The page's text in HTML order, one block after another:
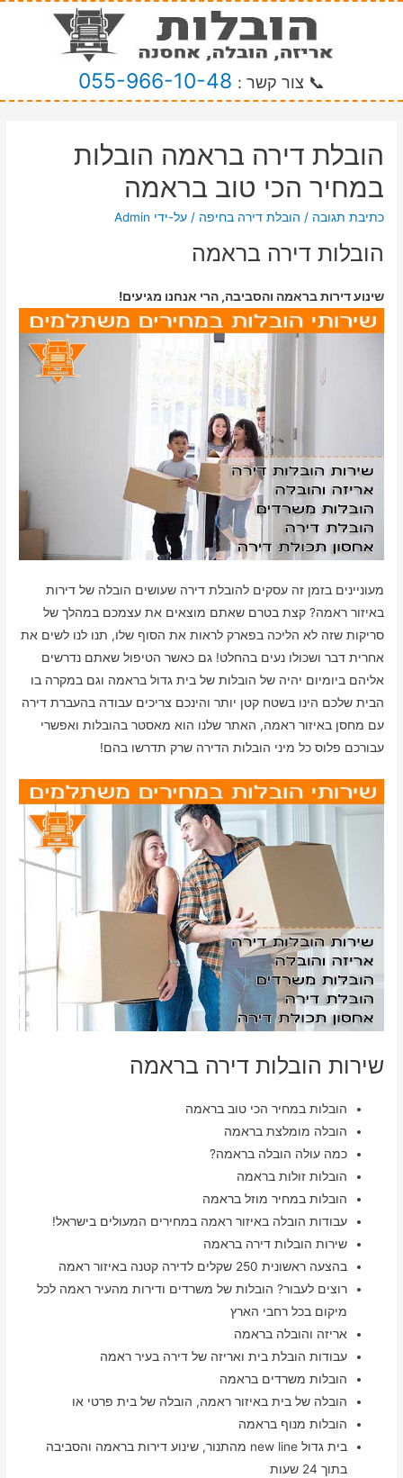
📞 צור קשר : 055-966-10-48
הובלת דירה בראמה הובלות
במחיר הכי טוב בראמה
כתיבת תגובה / הובלת דירה בחיפה / על-ידי Admin
הובלות דירה בראמה
שינוע דירות בראמה והסביבה, הרי אנחנו מגיעים!
מעוניינים בזמן זה עסקים להובלת דירה שעושים הובלה של דירות
באיזור ראמה? קצת בטרם שאתם מוצאים את עצמכם במהלך של
סריקות שזה לא הליכה בפארק לראות את הסוף שלו, תנו לנו לשים את
אחרית דבר ושכולו נעים בהחלט! גם כאשר הטיפול שאתם נדרשים
אליהם ביומיום יהיה של הובלות של בית גדול בראמה וגם במקרה בו
הבית שלכם הינו בשטח קטן יותר והינכם צריכים עבודה בהעברת דירה
עם מחסן באיזור ראמה, האתר שלנו הוא מאסטר בהובלות ואפשרי
עבורכם פלוס כל מיני הובלות הדירה שרק תדרשו בהם!
שירות הובלות דירה בראמה
הובלות במחיר הכי טוב בראמה
הובלה מומלצת בראמה
כמה עולה הובלה בראמה?
הובלות זולות בראמה
הובלות במחיר מוזל בראמה
עבודות הובלה באיזור ראמה במחירים המעולים בישראל!
שירות הובלות דירה בראמה
בהצעה ראשונית 250 שקלים לדירה קטנה באיזור ראמה
רוצים לעבור? הובלות של משרדים ודירות מהעיר ראמה לכל
מיקום בכל רחבי הארץ
אריזה והובלה בראמה
עבודות הובלת בית ואריזה של דירה בעיר ראמה
הובלות משרדים בראמה
הובלה של בית באיזור ראמה, הובלה של בית פרטי או
הובלות מנוף בראמה
בית גדול new line מהתנור, שינוע דירות בראמה והסביבה
בתוך 24 שעות